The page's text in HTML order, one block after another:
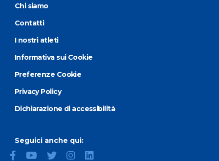
Chi siamo
Contatti
I nostri atleti
Informativa sui Cookie
Preferenze Cookie
Privacy Policy
Dichiarazione di accessibilità
Seguici anche qui: